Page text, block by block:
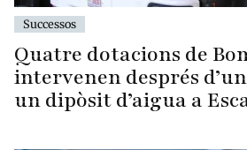
Successos
Quatre dotacions de
intervenen després
un dipòsit d’aigua a